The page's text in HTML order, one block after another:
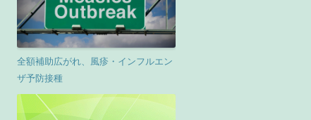
全額補助広がれ、風疹・インフルエン
ザ予防接種